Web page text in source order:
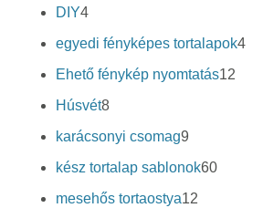
DIY44
termék
egyedi fényképes tortalapok44
Ehető fénykép nyomtatás1212
Húsvét88
termék
karácsonyi csomag99
termék
kész tortalap sablonok6060
mesehős tortaostya1212